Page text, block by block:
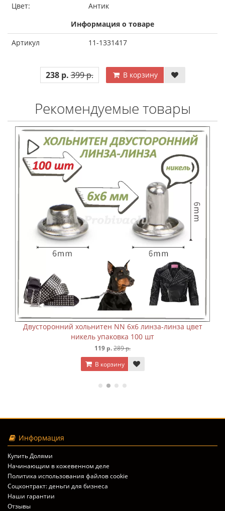
Цвет:
Антик
Информация о товаре
Артикул
11-1331417
238 р. 399 р. В корзину
Рекомендуемые товары
линза цвет
Двусторонний хольнитен NN 6х8 линза-
никель упаковка 100 шт
Информация
Купить Долями
Начинающим в кожевенном деле
Политика использования файлов cookie
Соцконтракт: деньги для бизнеса
Наши гарантии
Отзывы